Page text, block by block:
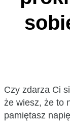
Czy zdarza Ci
że wiesz, że to
pamiętasz